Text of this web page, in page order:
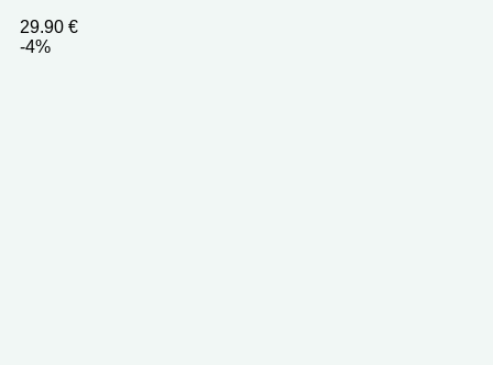
29.90 €
-4%